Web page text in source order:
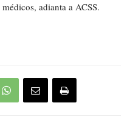
adianta a ACSS.